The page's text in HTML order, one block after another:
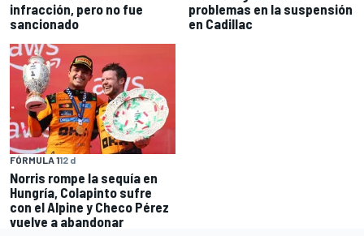
infracción, pero no fue
sancionado
problemas en la suspensión
en Cadillac
FÓRMULA 112 d
Norris rompe la sequía en
Hungría, Colapinto sufre
con el Alpine y Checo Pérez
vuelve a abandonar